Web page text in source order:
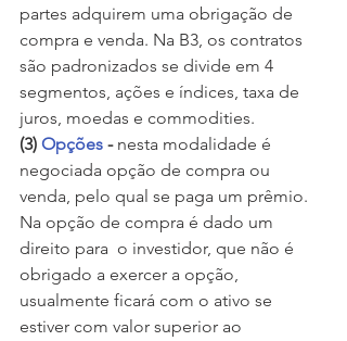
partes adquirem uma obrigação de
compra e venda. Na B3, os contratos
são padronizados se divide em 4
segmentos, ações e índices, taxa de
juros, moedas e commodities.
(3) Opções - nesta modalidade é
negociada opção de compra ou
venda, pelo qual se paga um prêmio.
Na opção de compra é dado um
direito para  o investidor, que não é
obrigado a exercer a opção,
usualmente ficará com o ativo se
estiver com valor superior ao